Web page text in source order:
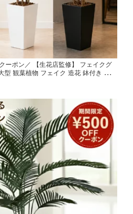
ーポン／ 【生花店監修】 フェイクグ
型 観葉植物 フェイク 造花 鉢付き 人工
ンテリア グリーン リビング 玄関 オフ
Kugusa